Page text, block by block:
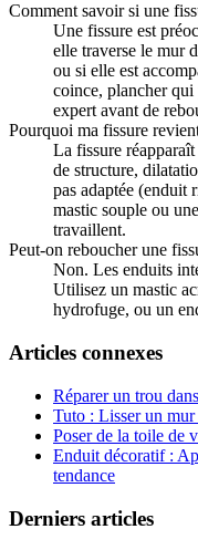
Comment savoir si une
Une fissure est
elle traverse le mur
ou si elle est
coince, plancher qui
expert avant de
Pourquoi ma fissure
La fissure
de structure,
pas adaptée (enduit
mastic souple ou
travaillent.
Peut-on reboucher une
Non. Les enduits
Utilisez un mastic
hydrofuge, ou un
Articles connexes
Réparer un trou
Tuto : Lisser un
Poser de la toile de
Enduit décoratif :
tendance
Derniers articles